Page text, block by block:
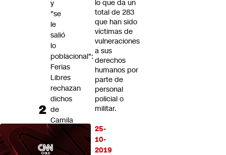
lo que da un
total de 283
que han sido
víctimas de
vulneraciones
a sus
derechos
humanos por
parte de
personal
policial o
militar.
25-
10-
2019
y
"se
le
salió
lo
poblacional":
Ferias
Libres
rechazan
dichos
de
Camila
Flores
y
llaman